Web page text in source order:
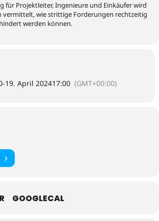
für Projektleiter, Ingenieure und Einkäufer wird
vermittelt, wie strittige Forderungen rechtzeitig
werden können.
-19. April 202417:00 (GMT+00:00)
GOOGLECAL